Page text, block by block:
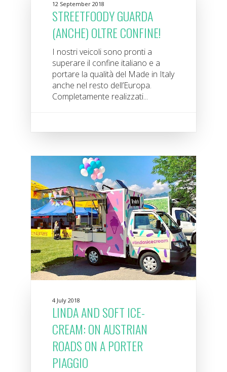
12 September 2018
STREETFOODY GUARDA
(ANCHE) OLTRE CONFINE!
I nostri veicoli sono pronti a
superare il confine italiano e a
portare la qualità del Made in Italy
anche nel resto dell’Europa.
Completamente realizzati...
4 July 2018
LINDA AND SOFT ICE-
CREAM: ON AUSTRIAN
ROADS ON A PORTER
PIAGGIO